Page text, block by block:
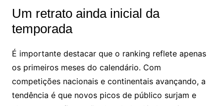
Um retrato ainda inicial da
temporada
É importante destacar que o ranking reflete apenas
os primeiros meses do calendário. Com
competições nacionais e continentais avançando, a
tendência é que novos picos de público surjam e